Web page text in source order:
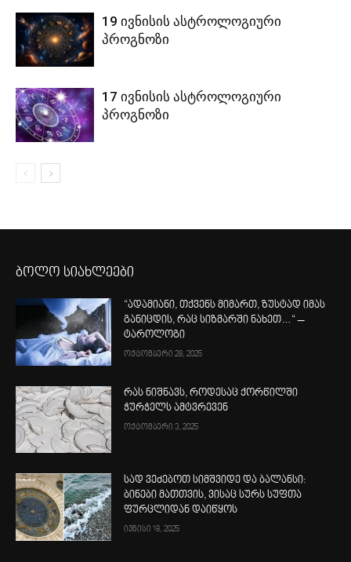
19 ივნისის ასტროლოგიური
პროგნოზი
17 ივნისის ასტროლოგიური
პროგნოზი
ბოლო სიახლეები
“ადამიანი, თქვენს მიმართ, ზუსტად იმას
განიცდის, რაც სიზმარში ნახეთ…“ –
ტაროლოგი
ოქტომბერი 28, 2025
რას ნიშნავს, როდესაც ქორწილში
ჭურჭელს ამტვრევენ
ოქტომბერი 3, 2025
სად ვეძებოთ სიმშვიდე და ბალანსი:
ბინები მათთვის, ვისაც სურს სუფთა
ფურცლიდან დაიწყოს
ივნისი 18, 2025